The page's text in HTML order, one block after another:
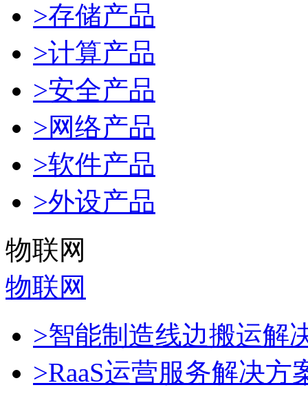
>存储产品
>计算产品
>安全产品
>网络产品
>软件产品
>外设产品
物联网
物联网
>智能制造线边搬运解
>RaaS运营服务解决方